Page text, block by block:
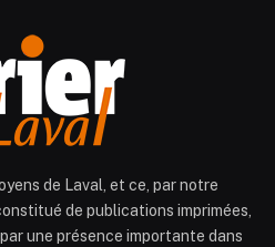
de Laval, et ce, par notre
de publications imprimées,
une présence importante dans